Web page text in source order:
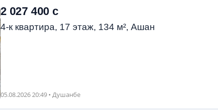
2 027 400 с
4-к квартира, 17 этаж, 134 м², Ашан
05.08.2026 20:49 • Душанбе